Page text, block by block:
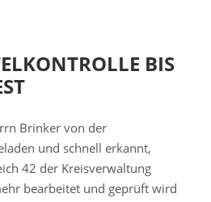
BIS
Brinker von der
und schnell erkannt,
42 der Kreisverwaltung
bearbeitet und geprüft wird